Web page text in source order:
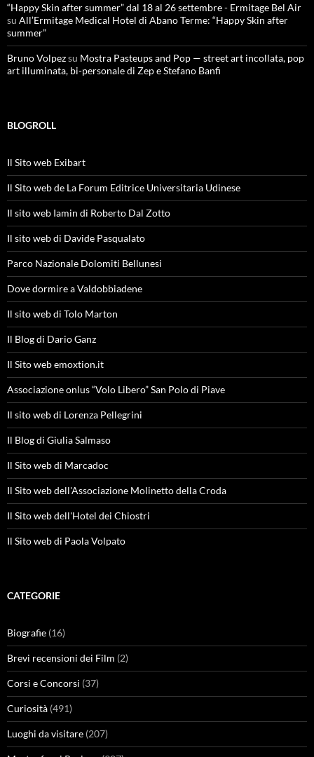
“Happy Skin after summer” dal 18 al 26 settembre - Ermitage Bel Air
su All’Ermitage Medical Hotel di Abano Terme: “Happy Skin after
summer”
Bruno Volpezsu Mostra Pasteups and Pop — street art incollata, pop
art illuminata, bi-personale di Zep e Stefano Banfi
BLOGROLL
Il Sito web Exibart
Il Sito web de La Forum Editrice Universitaria Udinese
Il sito web Iamin di Roberto Dal Zotto
Il sito web di Davide Pasqualato
Parco Nazionale Dolomiti Bellunesi
Dove dormire a Valdobbiadene
Il sito web di Tolo Marton
Il Blog di Dario Ganz
Il Sito web emoxtion.it
Associazione onlus “Volo Libero” San Polo di Piave
Il sito web di Lorenza Pellegrini
Il Blog di Giulia Salmaso
Il Sito web di Marcadoc
Il Sito web dell'Associazione Molinetto della Croda
Il Sito web dell'Hotel dei Chiostri
Il Sito web di Paola Volpato
CATEGORIE
Biografie (16)
Brevi recensioni dei Film (2)
Corsi e Concorsi (37)
Curiosità (491)
Luoghi da visitare (207)